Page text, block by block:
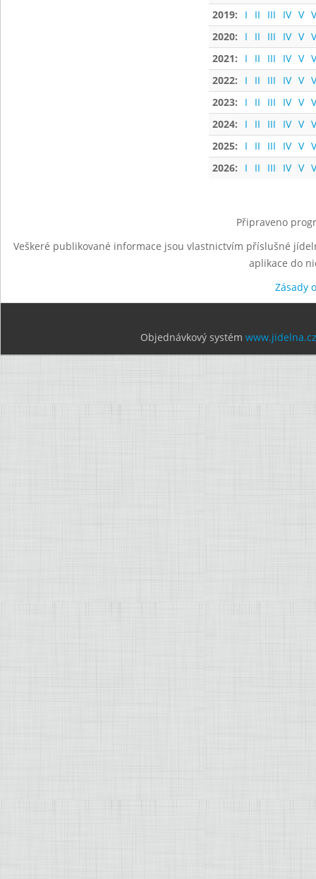
2019:
I II III IV V
2020:
I II III IV V
2021:
I II III IV V
2022:
I II III IV V
2023:
I II III IV V
2024:
I II III IV V
2025:
I II III IV V
2026:
I II III IV V
Připraveno
Veškeré publikované informace jsou vlastnictvím příslušné
aplikace do
Zásady
Objednávkový systém www.jidelna.cz